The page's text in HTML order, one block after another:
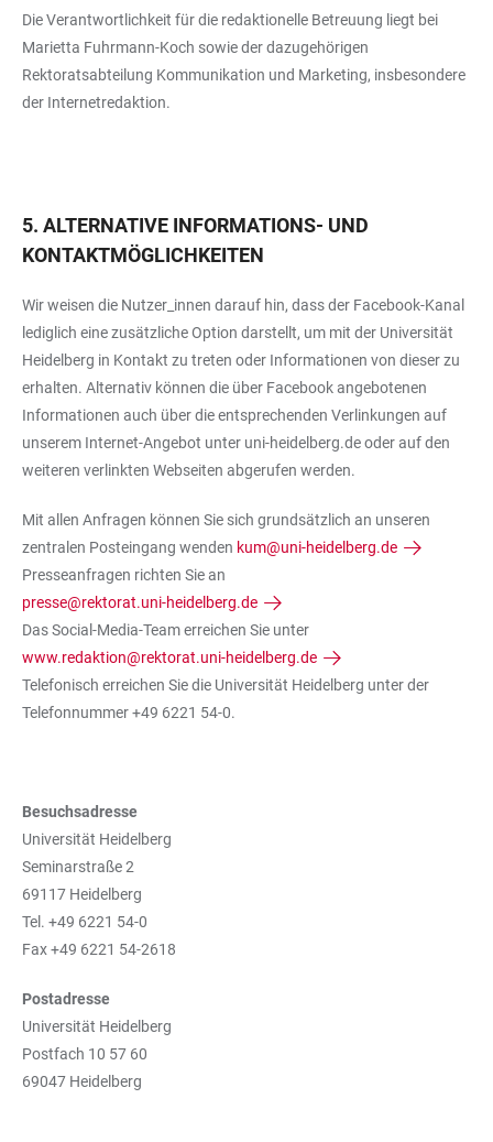
Die Verantwortlichkeit für die redaktionelle Betreuung liegt bei
Marietta Fuhrmann-Koch sowie der dazugehörigen
Rektoratsabteilung Kommunikation und Marketing, insbesondere
der Internetredaktion.
5. ALTERNATIVE INFORMATIONS- UND
KONTAKTMÖGLICHKEITEN
Wir weisen die Nutzer_innen darauf hin, dass der Facebook-Kanal
lediglich eine zusätzliche Option darstellt, um mit der Universität
Heidelberg in Kontakt zu treten oder Informationen von dieser zu
erhalten. Alternativ können die über Facebook angebotenen
Informationen auch über die entsprechenden Verlinkungen auf
unserem Internet-Angebot unter uni-heidelberg.de oder auf den
weiteren verlinkten Webseiten abgerufen werden.
Mit allen Anfragen können Sie sich grundsätzlich an unseren
zentralen Posteingang wenden kum@uni-heidelberg.de
Presseanfragen richten Sie an
presse@rektorat.uni-heidelberg.de
Das Social-Media-Team erreichen Sie unter
www.redaktion@rektorat.uni-heidelberg.de
Telefonisch erreichen Sie die Universität Heidelberg unter der
Telefonnummer +49 6221 54-0.
Besuchsadresse
Universität Heidelberg
Seminarstraße 2
69117 Heidelberg
Tel. +49 6221 54-0
Fax +49 6221 54-2618
Postadresse
Universität Heidelberg
Postfach 10 57 60
69047 Heidelberg